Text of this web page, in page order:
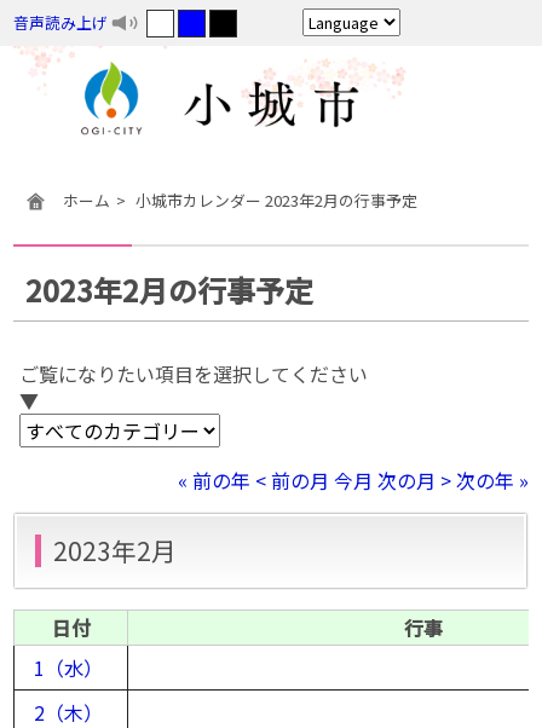
音声読み上げ
ホーム 小城市カレンダー 2023年2月の行事予定
2023年2月の行事予定
ご覧になりたい項目を選択してください
▼
« 前の年 < 前の月 今月 次の月 >次の年 »
2023年2月
1（水）
2（木）
日付 行事